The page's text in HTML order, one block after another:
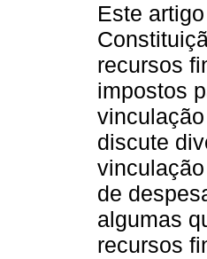
Este
recursos
impostos
discute
de
algumas
recursos